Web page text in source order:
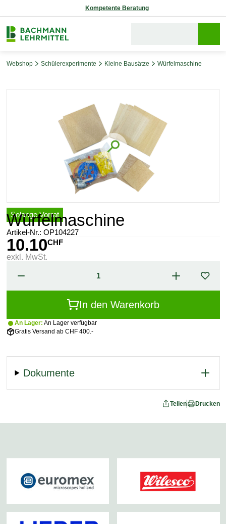
Kompetente Beratung
Webshop Schülerexperimente Kleine Bausätze Würfelmaschine
Solange Vorrat
Würfelmaschine
Artikel-Nr.: OP104227
10.10CHF
exkl. MwSt.
In den Warenkorb
An Lager: An Lager verfügbar
Gratis Versand ab CHF 400.-
Dokumente
Teilen Drucken